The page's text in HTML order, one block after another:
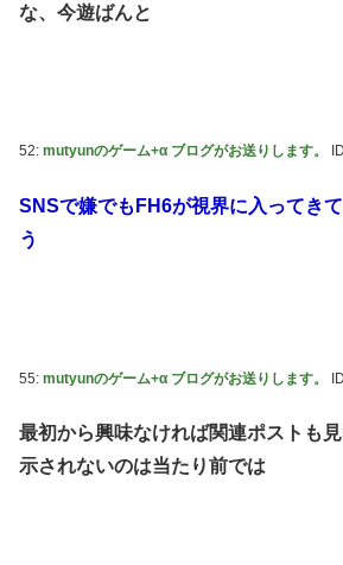
な、今遊ばんと
52: mutyunのゲーム+α ブログがお送りします。
SNSで嫌でもFH6が視界に入ってき
う
55: mutyunのゲーム+α ブログがお送りします。
最初から興味なければ関連ポストも
示されないのは当たり前では